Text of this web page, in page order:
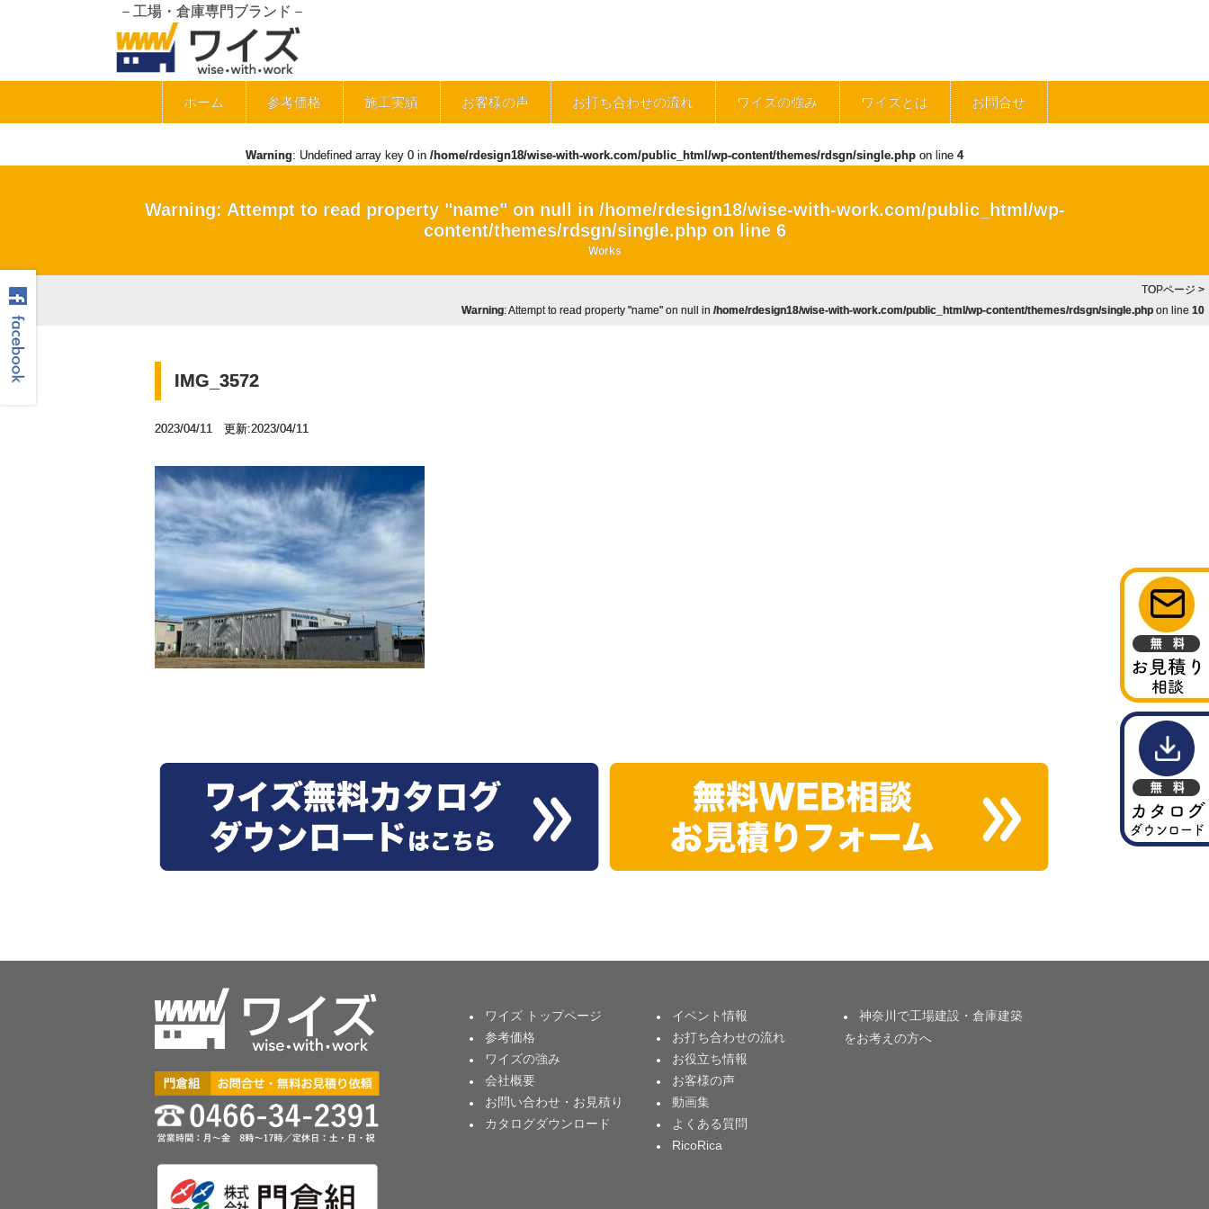
－工場・倉庫専門ブランド－
ホーム 参考価格 施工実績 お客様の声 お打ち合わせの流れ ワイズの強み ワイズとは お問合せ
Warning: Undefined array key 0 in /home/rdesign18/wise-with-work.com/public_html/wp-content/themes/rdsgn/single.php on line 4
Warning: Attempt to read property "name" on null in /home/rdesign18/wise-with-work.com/public_html/wp-
content/themes/rdsgn/single.phpon line 6
Works
TOPページ >
Warning: Attempt to read property "name" on null in /home/rdesign18/wise-with-work.com/public_html/wp-content/themes/rdsgn/single.php on line 10
IMG_3572
2023/04/11 更新:2023/04/11
ワイズ トップページ
参考価格
ワイズの強み
会社概要
お問い合わせ・お見積り
カタログダウンロード
イベント情報
お打ち合わせの流れ
お役立ち情報
お客様の声
動画集
よくある質問
RicoRica
神奈川で工場建設・倉庫建築
をお考えの方へ